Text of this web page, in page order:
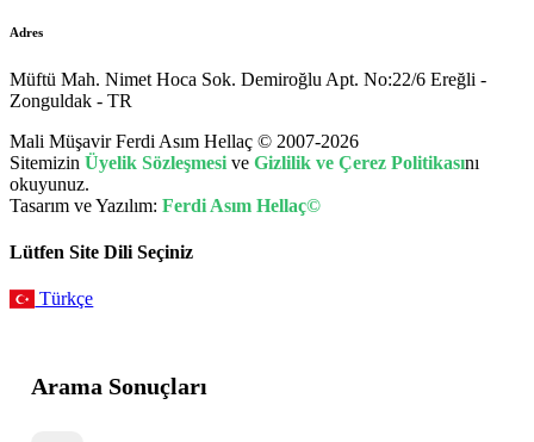
Adres
Müftü Mah. Nimet Hoca Sok. Demiroğlu Apt. No:22/6 Ereğli -
Zonguldak - TR
Mali Müşavir Ferdi Asım Hellaç © 2007-2026
Sitemizin Üyelik Sözleşmesi ve Gizlilik ve Çerez Politikasını
okuyunuz.
Tasarım ve Yazılım: Ferdi Asım Hellaç©
Lütfen Site Dili Seçiniz
Türkçe
Arama Sonuçları